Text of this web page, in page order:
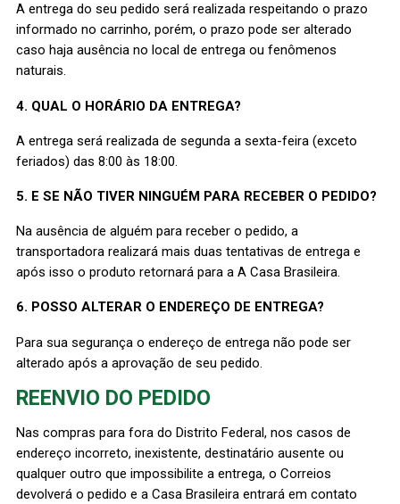
A entrega do seu pedido será realizada respeitando o prazo
informado no carrinho, porém, o prazo pode ser alterado
caso haja ausência no local de entrega ou fenômenos
naturais.
4. QUAL O HORÁRIO DA ENTREGA?
A entrega será realizada de segunda a sexta-feira (exceto
feriados) das 8:00 às 18:00.
5. E SE NÃO TIVER NINGUÉM PARA RECEBER O PEDIDO?
Na ausência de alguém para receber o pedido, a
transportadora realizará mais duas tentativas de entrega e
após isso o produto retornará para a A Casa Brasileira.
6. POSSO ALTERAR O ENDEREÇO DE ENTREGA?
Para sua segurança o endereço de entrega não pode ser
alterado após a aprovação de seu pedido.
REENVIO DO PEDIDO
Nas compras para fora do Distrito Federal, nos casos de
endereço incorreto, inexistente, destinatário ausente ou
qualquer outro que impossibilite a entrega, o Correios
devolverá o pedido e a Casa Brasileira entrará em contato